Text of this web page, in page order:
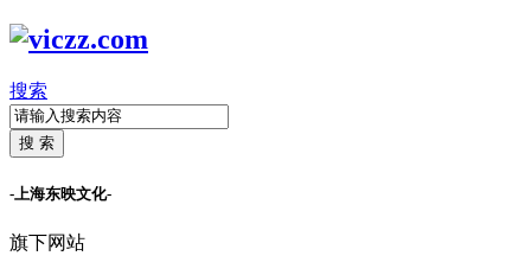
搜索
搜 索
-上海东映文化-
旗下网站